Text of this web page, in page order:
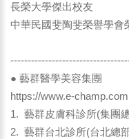
長榮大學傑出校友
中華民國斐陶斐榮譽學會
● 藝群醫學美容集團
https://www.e-
1. 藝群皮膚科診所(集團
2. 藝群台北診所(台北總